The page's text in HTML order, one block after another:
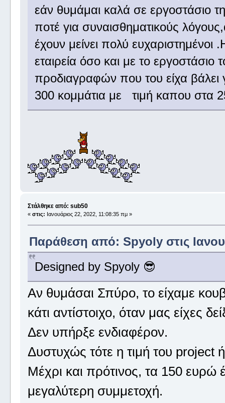
εάν θυμάμαι καλά σε εργοστάσιο
ποτέ για συναισθηματικούς
έχουν μείνει πολύ
εταιρεία όσο και με το
προδιαγραφών που του είχα βάλει
300 κομμάτια με τιμή καπου στα
Στάλθηκε από: sub50
« στις: Ιανουάριος 22, 2022, 11:08:35 πμ »
Παράθεση από: Spyoly στις
Designed by Spyoly 😎
Αν θυμάσαι Σπύρο, το είχαμε
κάτι αντίστοιχο, όταν μας είχες
Δεν υπήρξε ενδιαφέρον.
Δυστυχώς τότε η τιμή του project
Μέχρι και πρότινος, τα 150 ευρώ
μεγαλύτερη συμμετοχή.